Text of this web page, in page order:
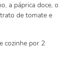
a páprica doce, o
de tomate e
cozinhe por 2